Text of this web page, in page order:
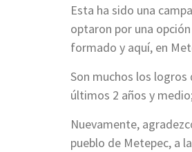
Esta ha sido una
optaron por una
formado y aquí, en
Son muchos los
últimos 2 años y
Nuevamente,
pueblo de Metepec, a